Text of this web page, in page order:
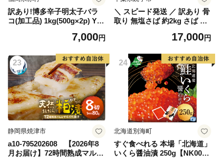
訳あり!博多辛子明太子バラ
コ(加工品) 1kg(500g×2p) Y48
7,000円
＼ スピード発送 ／ 訳あり 骨
取り 無塩さば 約2kg さば 鯖
切り落とし 切りおとし 骨な
魚介 魚貝類 魚貝 魚 水産 青
魚 海鮮 焼き鯖 焼きさば おか
ず 弁当 惣菜 アレンジ 冷凍
ストック 小分け 大容量 たっ
ぷり 人気 ランキング saba 食
塩不使用 送料無料 ふるさと
納税 ふるさと納税鯖 千葉県
銚子市 飯田商店
17,000円
23
静岡県焼津市
a10-795202608 【2026年8
月お届け】72時間熟成マルイ
24
北海道別海町
すぐ食べれる 本場「北海道」
いくら醤油漬 250g【NK000N